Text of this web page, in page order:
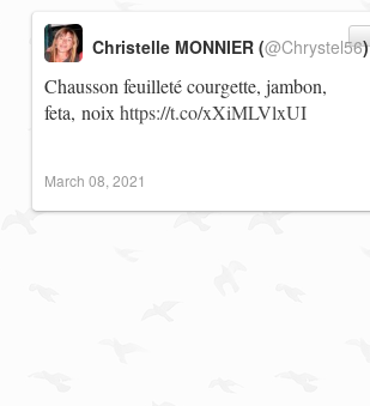
Chausson feuilleté courgette, jambon,
feta, noix https://t.co/xXiMLVlxUI
Christelle MONNIER (@Chrystel56)
March 08, 2021